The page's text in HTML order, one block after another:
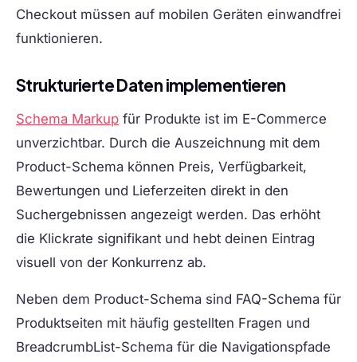
Checkout müssen auf mobilen Geräten einwandfrei
funktionieren.
Strukturierte Daten implementieren
Schema Markup für Produkte ist im E-Commerce
unverzichtbar. Durch die Auszeichnung mit dem
Product-Schema können Preis, Verfügbarkeit,
Bewertungen und Lieferzeiten direkt in den
Suchergebnissen angezeigt werden. Das erhöht
die Klickrate signifikant und hebt deinen Eintrag
visuell von der Konkurrenz ab.
Neben dem Product-Schema sind FAQ-Schema für
Produktseiten mit häufig gestellten Fragen und
BreadcrumbList-Schema für die Navigationspfade